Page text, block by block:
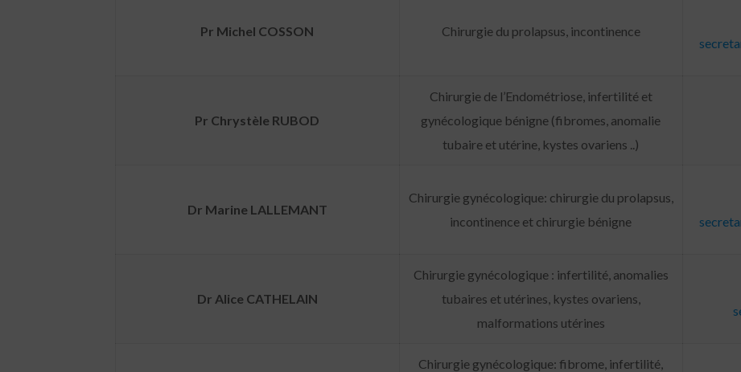
Pr Michel COSSON Chirurgie du prolapsus, incontinence
Pr Chrystèle RUBOD
Chirurgie de l’Endométriose, infertilité et
gynécologique bénigne (fibromes, anomalie
tubaire et utérine, kystes ovariens ..)
Dr Marine LALLEMANT
Chirurgie gynécologique: chirurgie du prolapsus,
incontinence et chirurgie bénigne
Dr Alice CATHELAIN
Chirurgie gynécologique : infertilité, anomalies
tubaires et utérines, kystes ovariens,
malformations utérines
Chirurgie gynécologique: fibrome, infertilité,